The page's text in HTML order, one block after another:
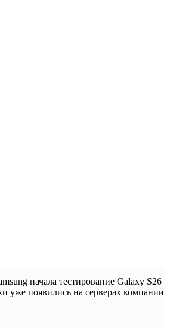
начала тестирование Galaxy S26
появились на серверах компании